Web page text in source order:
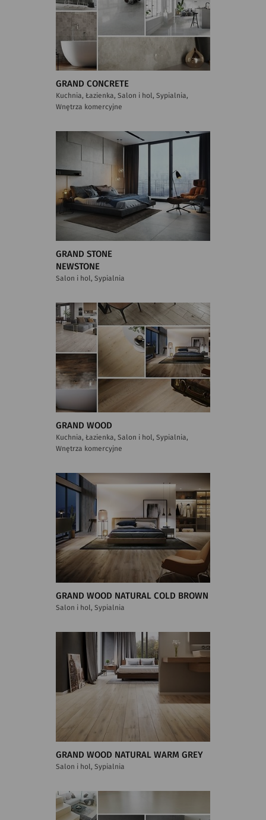
GRAND CONCRETE
Kuchnia, Łazienka, Salon i hol, Sypialnia,
Wnętrza komercyjne
GRAND STONE
NEWSTONE
Salon i hol, Sypialnia
GRAND WOOD
Kuchnia, Łazienka, Salon i hol, Sypialnia,
Wnętrza komercyjne
GRAND WOOD NATURAL COLD BROWN
Salon i hol, Sypialnia
GRAND WOOD NATURAL WARM GREY
Salon i hol, Sypialnia